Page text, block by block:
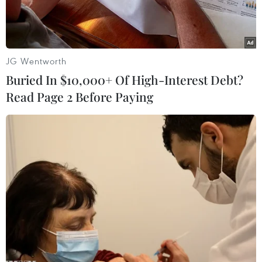
Ảnh minh họa. (Nguồn: TTXVN)
Ngày 11/2, Cơ quan Cảnh sát điều tra, Công an
tỉnh Đồng Nai đã ra lệnh bắt khẩn cấp thêm 8
đối tượng trong chuyên án buôn lậu, sản xuất,
tiêu thụ xăng giả quy mô lớn.
JG Wentworth
Buried In $10,000+ Of High-Interest Debt?
Read Page 2 Before Paying